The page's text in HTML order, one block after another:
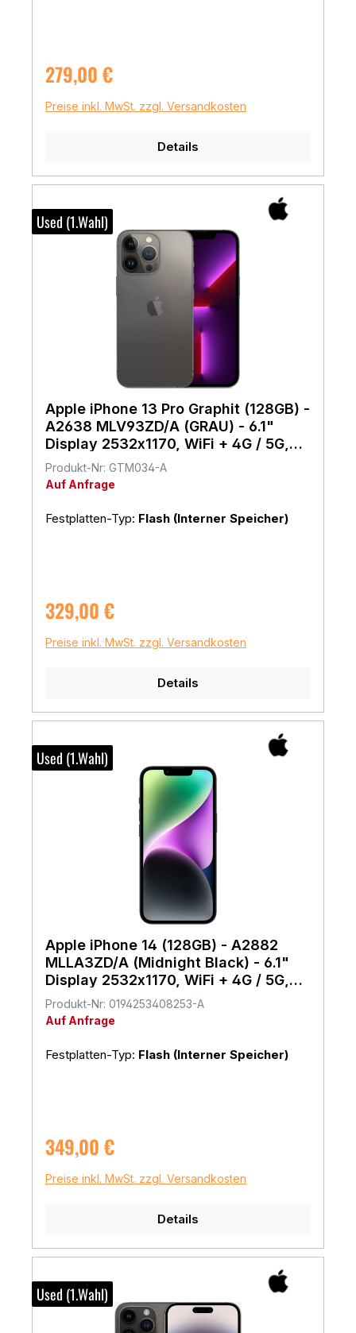
Regulärer Preis:
279,00 €
Preise inkl. MwSt. zzgl. Versandkosten
Details
Used (1.Wahl)
Apple iPhone 13 Pro Graphit (128GB) -
A2638 MLV93ZD/A (GRAU) - 6.1"
Display 2532x1170, WiFi + 4G / 5G,
Apple iOS
Produkt-Nr: GTM034-A
Auf Anfrage
Festplatten-Typ: Flash (Interner Speicher)
Regulärer Preis:
329,00 €
Preise inkl. MwSt. zzgl. Versandkosten
Details
Used (1.Wahl)
Apple iPhone 14 (128GB) - A2882
MLLA3ZD/A (Midnight Black) - 6.1"
Display 2532x1170, WiFi + 4G / 5G,
iOS 26
Produkt-Nr: 0194253408253-A
Auf Anfrage
Festplatten-Typ: Flash (Interner Speicher)
Regulärer Preis:
349,00 €
Preise inkl. MwSt. zzgl. Versandkosten
Details
Used (1.Wahl)